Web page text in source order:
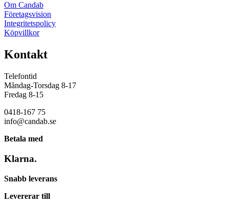
Om Candab
Företagsvision
Integritetspolicy
Köpvillkor
Kontakt
Telefontid
Måndag-Torsdag 8-17
Fredag 8-15
0418-167 75
info@candab.se
Betala med
Klarna.
Snabb leverans
Levererar till